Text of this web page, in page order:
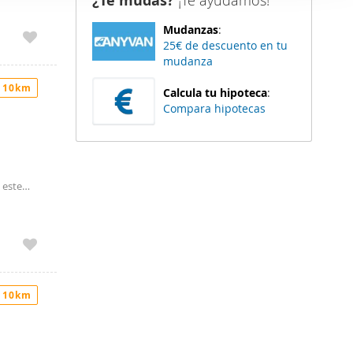
del
del uso
Mudanzas:
25€ de descuento en tu
mudanza
Calcula tu hipoteca:
Compara hipotecas